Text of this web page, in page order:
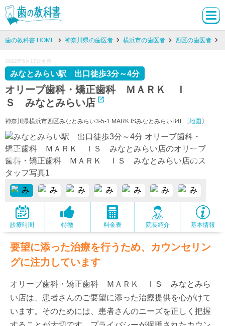
歯の教科書 HOME 神奈川県の歯医者 横浜市の歯医者 西区の歯医者
2022年6月17日更新
オリーブ歯科・矯正歯科 ＭＡＲＫ Ｉ
Ｓ みなとみらい店
みなとみらい駅 出口徒歩3分～4分
神奈川県横浜市西区みなとみらい3-5-1 MARK ISみなとみらいB4F〔地図 〕
診療時間 特徴 料金表 院長紹介 基本情報
要望に添った治療を行うため、カウンセリン
グに注力しています
オリーブ歯科・矯正歯科 ＭＡＲＫ ＩＳ みなとみら
い店は、患者さんのご要望に添った治療提供を心がけて
います。そのためには、患者さんのニーズを正しく把握